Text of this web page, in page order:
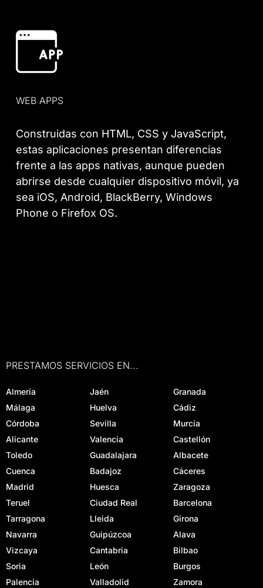
WEB APPS
Construidas con HTML, CSS y JavaScript,
estas aplicaciones presentan diferencias
frente a las apps nativas, aunque pueden
abrirse desde cualquier dispositivo móvil, ya
sea iOS, Android, BlackBerry, Windows
Phone o Firefox OS.
PRESTAMOS SERVICIOS EN...
Almería Jaén
Granada
Málaga
Huelva
Cádiz
Córdoba
Sevilla
Murcia
Alicante
Valencia
Castellón
Toledo
Guadalajara
Albacete
Cuenca
Badajoz
Cáceres
Madrid
Huesca
Zaragoza
Teruel
Ciudad Real
Barcelona
Tarragona
Lleida
Girona
Navarra
Guipúzcoa
Alava
Vizcaya
Cantabria
Bilbao
Soria
León
Burgos
Palencia
Valladolid
Zamora